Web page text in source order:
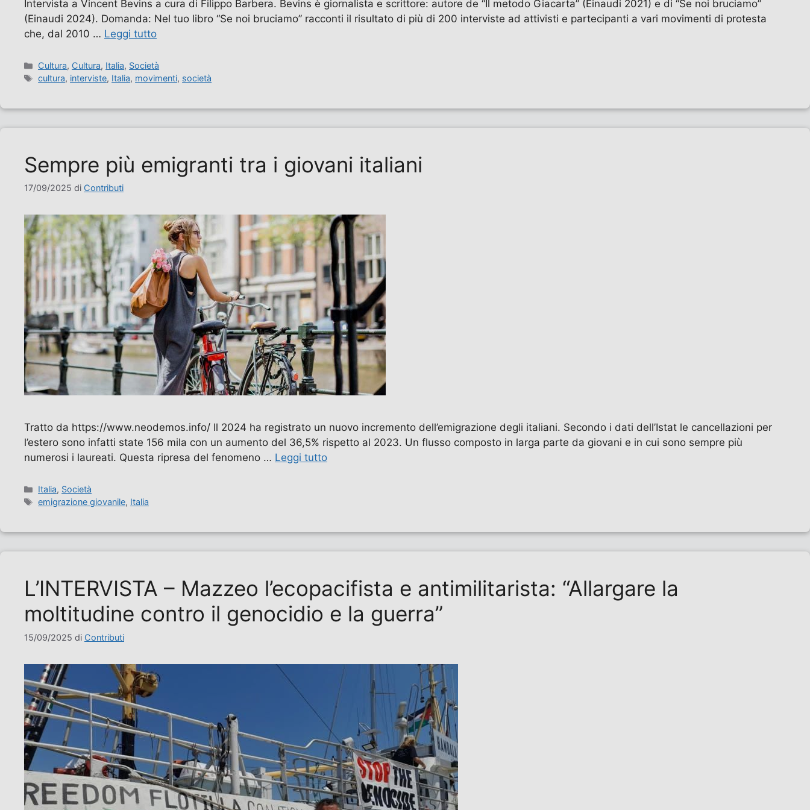
Intervista a Vincent Bevins a cura di Filippo Barbera. Bevins è giornalista e scrittore: autore de “Il metodo Giacarta” (Einaudi 2021) e di “Se noi bruciamo”
(Einaudi 2024). Domanda: Nel tuo libro “Se noi bruciamo” racconti il risultato di più di 200 interviste ad attivisti e partecipanti a vari movimenti di protesta
che, dal 2010 … Leggi tutto
Categorie
Cultura, Cultura, Italia, Società
Tag
cultura, interviste, Italia, movimenti, società
Sempre più emigranti tra i giovani italiani
17/09/2025 di Contributi
Tratto da https://www.neodemos.info/ Il 2024 ha registrato un nuovo incremento dell’emigrazione degli italiani. Secondo i dati dell’Istat le cancellazioni per
l’estero sono infatti state 156 mila con un aumento del 36,5% rispetto al 2023. Un flusso composto in larga parte da giovani e in cui sono sempre più
numerosi i laureati. Questa ripresa del fenomeno … Leggi tutto
Categorie
Italia, Società
Tag
emigrazione giovanile, Italia
L’INTERVISTA – Mazzeo l’ecopacifista e antimilitarista: “Allargare la
moltitudine contro il genocidio e la guerra”
15/09/2025 di Contributi